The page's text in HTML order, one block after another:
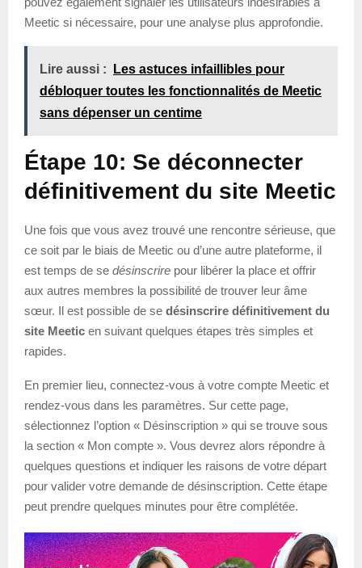
Meetic si nécessaire, pour une analyse plus approfondie.
Lire aussi :
Les astuces infaillibles pour
débloquer toutes les fonctionnalités de Meetic
sans dépenser un centime
Étape 10: Se déconnecter
définitivement du site Meetic
Une fois que vous avez trouvé une rencontre sérieuse, que
ce soit par le biais de Meetic ou d’une autre plateforme, il
est temps de se désinscrire pour libérer la place et offrir
aux autres membres la possibilité de trouver leur âme
sœur. Il est possible de se désinscrire définitivement du
site Meetic en suivant quelques étapes très simples et
rapides.
En premier lieu, connectez-vous à votre compte Meetic et
rendez-vous dans les paramètres. Sur cette page,
sélectionnez l’option « Désinscription » qui se trouve sous
la section « Mon compte ». Vous devrez alors répondre à
quelques questions et indiquer les raisons de votre départ
pour valider votre demande de désinscription. Cette étape
peut prendre quelques minutes pour être complétée.